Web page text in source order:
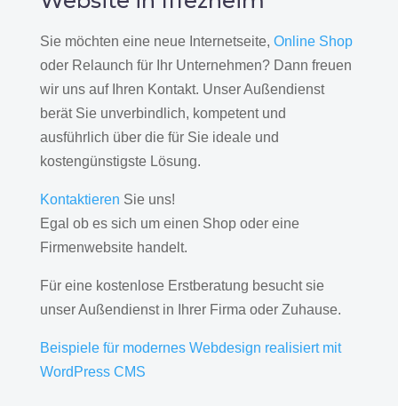
Sie möchten eine neue Internetseite, Online Shop
oder Relaunch für Ihr Unternehmen? Dann freuen
wir uns auf Ihren Kontakt. Unser Außendienst
berät Sie unverbindlich, kompetent und
ausführlich über die für Sie ideale und
kostengünstigste Lösung.
Kontaktieren Sie uns!
Egal ob es sich um einen Shop oder eine
Firmenwebsite handelt.
Für eine kostenlose Erstberatung besucht sie
unser Außendienst in Ihrer Firma oder Zuhause.
Beispiele für modernes Webdesign realisiert mit
WordPress CMS